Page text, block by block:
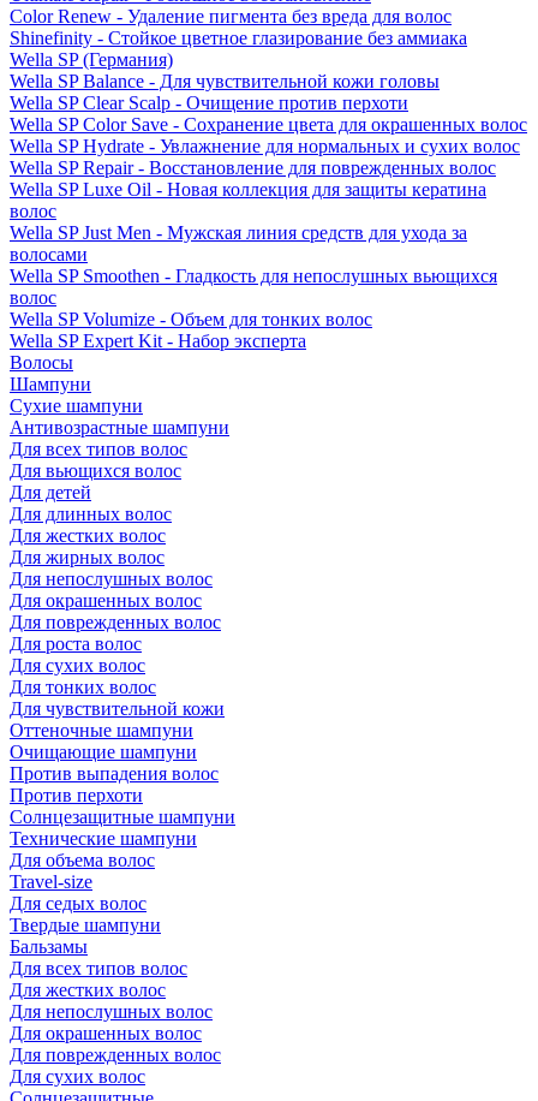
Color Renew - Удаление пигмента без вреда для волос
Shinefinity - Стойкое цветное глазирование без аммиака
Wella SP (Германия)
Wella SP Balance - Для чувствительной кожи головы
Wella SP Clear Scalp - Очищение против перхоти
Wella SP Color Save - Сохранение цвета для окрашенных волос
Wella SP Hydrate - Увлажнение для нормальных и сухих волос
Wella SP Repair - Восстановление для поврежденных волос
Wella SP Luxe Oil - Новая коллекция для защиты кератина
волос
Wella SP Just Men - Мужская линия средств для ухода за
волосами
Wella SP Smoothen - Гладкость для непослушных вьющихся
волос
Wella SP Volumize - Объем для тонких волос
Wella SP Expert Kit - Набор эксперта
Волосы
Шампуни
Сухие шампуни
Антивозрастные шампуни
Для всех типов волос
Для вьющихся волос
Для детей
Для длинных волос
Для жестких волос
Для жирных волос
Для непослушных волос
Для окрашенных волос
Для поврежденных волос
Для роста волос
Для сухих волос
Для тонких волос
Для чувствительной кожи
Оттеночные шампуни
Очищающие шампуни
Против выпадения волос
Против перхоти
Солнцезащитные шампуни
Технические шампуни
Для объема волос
Travel-size
Для седых волос
Твердые шампуни
Бальзамы
Для всех типов волос
Для жестких волос
Для непослушных волос
Для окрашенных волос
Для поврежденных волос
Для сухих волос